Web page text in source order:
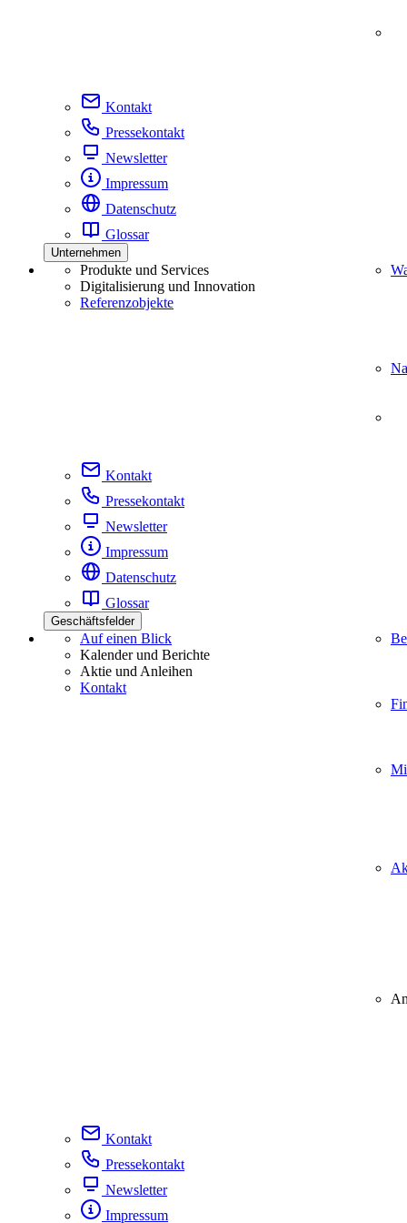
Kontakt
Pressekontakt
Newsletter
Impressum
Datenschutz
Glossar
Unternehmen
Produkte und Services
Digitalisierung und Innovation
Referenzobjekte
Kontakt
Pressekontakt
Newsletter
Impressum
Datenschutz
Glossar
Geschäftsfelder
Auf einen Blick
Kalender und Berichte
Aktie und Anleihen
Kontakt
Kontakt
Pressekontakt
Newsletter
Impressum